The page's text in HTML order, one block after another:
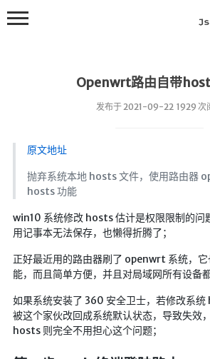
Openwrt路由自带
发布于 2021-09-22 1929 次
原文地址
抛弃系统本地 hosts 文件，使用路由器
hosts 功能
win10 系统修改 hosts 估计是权限限制的问
用记事本无法保存，也懒得折腾了；
正好最近用的路由器刷了 openwrt 系统，
能，而且简单方便，并且对局域网所有设备都
如果系统安装了 360 安全卫士，若修改系
被这个家伙改回成系统默认状态，导致失效
hosts 则完全不用担心这个问题；
🔥排行榜
导航站
综合导航
合集网
鱼塘热榜
航拍全景